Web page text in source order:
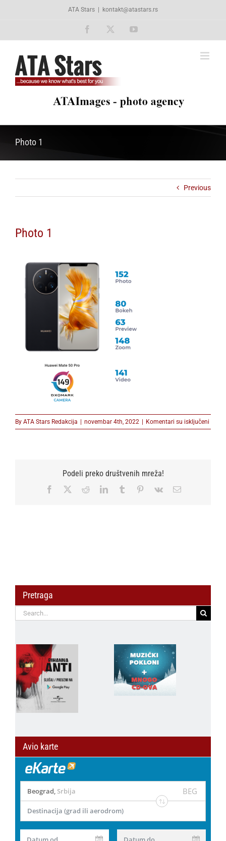
ATA Stars kontakt@atastars.rs
Facebook YouTube
Photo 1
Previous
Photo 1
By ATA Stars Redakcija | novembar 4th, 2022 | Komentari su isključeni
Photo
Podeli preko društvenih mreža!
Facebook RedditLinkedInTumblr Pinterest
Vk Email
Pretraga
Search
for:
Avio karte
Beograd, Srbija BEG
Destinacija (grad ili aerodrom)